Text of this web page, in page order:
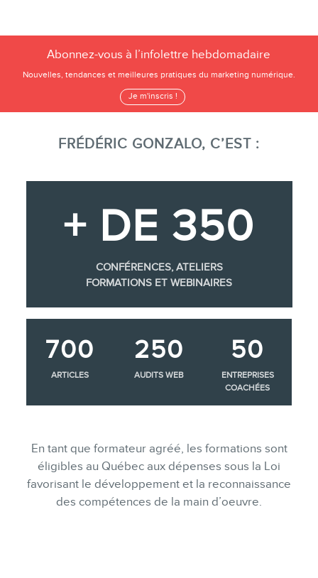
Abonnez-vous à l’infolettre hebdomadaire
Nouvelles, tendances et meilleures pratiques du marketing numérique.
Je m'inscris !
FRÉDÉRIC GONZALO, C’EST :
+ DE 350
CONFÉRENCES, ATELIERS
FORMATIONS ET WEBINAIRES
700
ARTICLES
250
AUDITS WEB
50
ENTREPRISES
COACHÉES
En tant que formateur agréé, les formations sont
éligibles au Québec aux dépenses sous la Loi
favorisant le développement et la reconnaissance
des compétences de la main d’oeuvre.